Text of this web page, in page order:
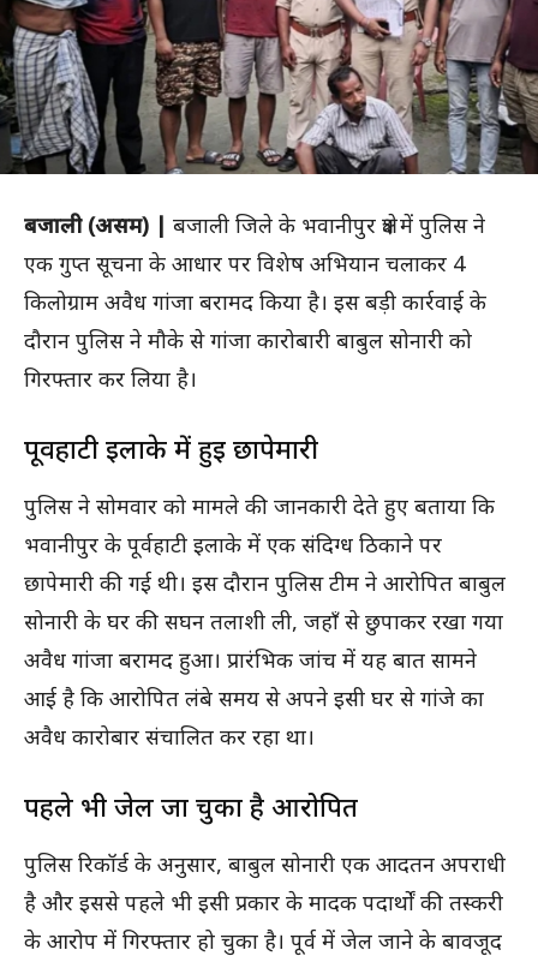
बजाली (असम) | बजाली जिले के भवानीपुर क्षेत्र में पुलिस ने
एक गुप्त सूचना के आधार पर विशेष अभियान चलाकर 4
किलोग्राम अवैध गांजा बरामद किया है। इस बड़ी कार्रवाई के
दौरान पुलिस ने मौके से गांजा कारोबारी बाबुल सोनारी को
गिरफ्तार कर लिया है।
पूर्वहाटी इलाके में हुई छापेमारी
पुलिस ने सोमवार को मामले की जानकारी देते हुए बताया कि
भवानीपुर के पूर्वहाटी इलाके में एक संदिग्ध ठिकाने पर
छापेमारी की गई थी। इस दौरान पुलिस टीम ने आरोपित बाबुल
सोनारी के घर की सघन तलाशी ली, जहाँ से छुपाकर रखा गया
अवैध गांजा बरामद हुआ। प्रारंभिक जांच में यह बात सामने
आई है कि आरोपित लंबे समय से अपने इसी घर से गांजे का
अवैध कारोबार संचालित कर रहा था।
पहले भी जेल जा चुका है आरोपित
पुलिस रिकॉर्ड के अनुसार, बाबुल सोनारी एक आदतन अपराधी
है और इससे पहले भी इसी प्रकार के मादक पदार्थों की तस्करी
के आरोप में गिरफ्तार हो चुका है। पूर्व में जेल जाने के बावजूद